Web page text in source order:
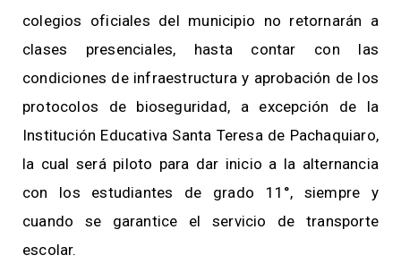
colegios oficiales del municipio no retornarán a
clases presenciales, hasta contar con las
condiciones de infraestructura y aprobación de los
protocolos de bioseguridad, a excepción de la
Institución Educativa Santa Teresa de Pachaquiaro,
la cual será piloto para dar inicio a la alternancia
con los estudiantes de grado 11°, siempre y
cuando se garantice el servicio de transporte
escolar.